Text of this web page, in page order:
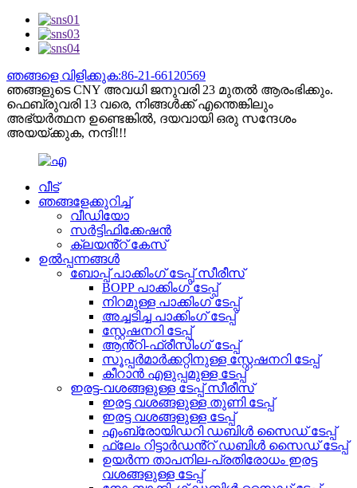
ഞങ്ങളെ വിളിക്കുക:86-21-66120569
ഞങ്ങളുടെ CNY അവധി ജനുവരി 23 മുതൽ ആരംഭിക്കും.
ഫെബ്രുവരി 13 വരെ, നിങ്ങൾക്ക് എന്തെങ്കിലും
അഭ്യർത്ഥന ഉണ്ടെങ്കിൽ, ദയവായി ഒരു സന്ദേശം
അയയ്ക്കുക, നന്ദി!!!
വീട്
ഞങ്ങളേക്കുറിച്ച്
വീഡിയോ
സർട്ടിഫിക്കേഷൻ
ക്ലയൻ്റ് കേസ്
ഉൽപ്പന്നങ്ങൾ
ബോപ്പ് പാക്കിംഗ് ടേപ്പ് സീരീസ്
BOPP പാക്കിംഗ് ടേപ്പ്
നിറമുള്ള പാക്കിംഗ് ടേപ്പ്
അച്ചടിച്ച പാക്കിംഗ് ടേപ്പ്
സ്റ്റേഷനറി ടേപ്പ്
ആൻ്റി-ഫ്രീസിംഗ് ടേപ്പ്
സൂപ്പർമാർക്കറ്റിനുള്ള സ്റ്റേഷനറി ടേപ്പ്
കീറാൻ എളുപ്പമുള്ള ടേപ്പ്
ഇരട്ട-വശങ്ങളുള്ള ടേപ്പ് സീരീസ്
ഇരട്ട വശങ്ങളുള്ള തുണി ടേപ്പ്
ഇരട്ട വശങ്ങളുള്ള ടേപ്പ്
എംബ്രോയിഡറി ഡബിൾ സൈഡ് ടേപ്പ്
ഫ്ലേം റിട്ടാർഡൻ്റ് ഡബിൾ സൈഡ് ടേപ്പ്
ഉയർന്ന താപനില-പ്രതിരോധം ഇരട്ട
വശങ്ങളുള്ള ടേപ്പ്